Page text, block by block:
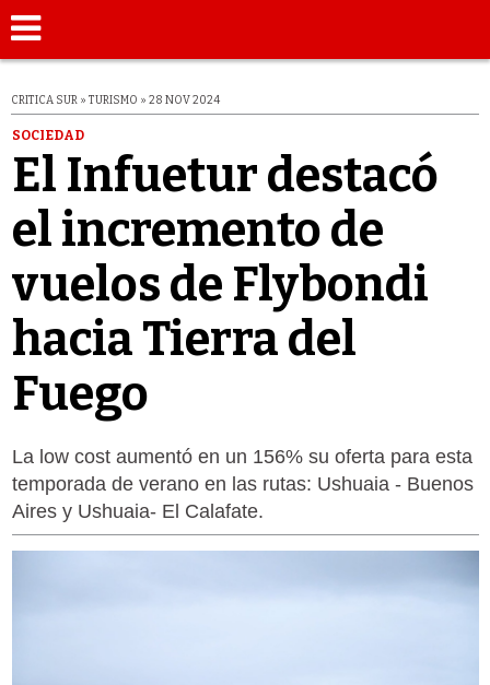
CRITICA SUR » TURISMO » 28 NOV 2024
SOCIEDAD
El Infuetur destacó
el incremento de
vuelos de Flybondi
hacia Tierra del
Fuego
La low cost aumentó en un 156% su oferta para esta
temporada de verano en las rutas: Ushuaia - Buenos
Aires y Ushuaia- El Calafate.